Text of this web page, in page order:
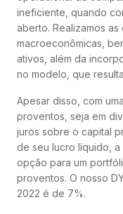
ineficiente, quando
aberto. Realizamos
macroeconômicas,
ativos, além da
no modelo, que
Apesar disso, com
proventos, seja em
juros sobre o capital
de seu lucro líquido, a
opção para um
proventos. O nosso
2022 é de 7%.